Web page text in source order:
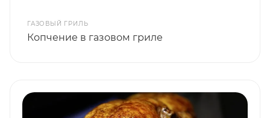
ГАЗОВЫЙ ГРИЛЬ
Копчение в газовом гриле